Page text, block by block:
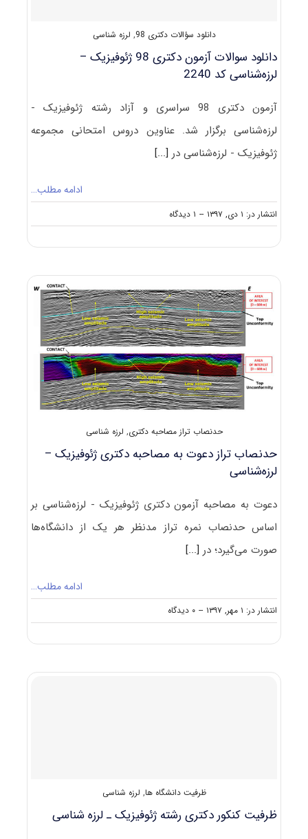
دانلود سؤالات دکتری 98 , لرزه شناسی
دانلود سوالات آزمون دکتری 98 ژئوفیزیک –
لرزه‌شناسی کد 2240
آزمون دکتری 98 سراسری و آزاد رشته ژئوفیزیک -
لرزه‌شناسی برگزار شد. عناوین دروس امتحانی مجموعه
ژئوفیزیک - لرزه‌شناسی در[...]
ادامه مطلب…
انتشار در: ۱ دی, ۱۳۹۷ -- ۱ دیدگاه
on
دانلود
۹۸
ژئوفیزیک
–
لرزه‌شناسی
کد
۲۲۴۰
حدنصاب تراز مصاحبه دکتری, لرزه شناسی
حدنصاب تراز دعوت به مصاحبه دکتری ژئوفیزیک –
لرزه‌شناسی
دعوت به مصاحبه آزمون دکتری ژئوفیزیک - لرزه‌شناسی بر
اساس حدنصاب نمره تراز مدنظر هر یک از دانشگاه‌ها
صورت می‌گیرد؛ در[...]
ادامه مطلب…
انتشار در: ۱ مهر, ۱۳۹۷ -- ۰ دیدگاه
on
حدنصاب
مصاحبه
ظرفیت دانشگاه ها, لرزه شناسی
ظرفیت کنکور دکتری رشته ژﺋﻮﻓﻴﺰیک ـ لرزه شناسی